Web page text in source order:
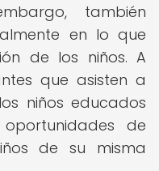
también
en lo que
de los niños. A
que asisten a
niños educados
de
de su misma